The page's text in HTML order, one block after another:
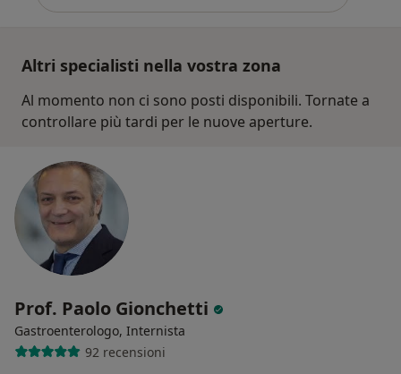
Altri specialisti nella vostra zona
Al momento non ci sono posti disponibili. Tornate a
controllare più tardi per le nuove aperture.
Prof. Paolo Gionchetti
Gastroenterologo, Internista
92 recensioni